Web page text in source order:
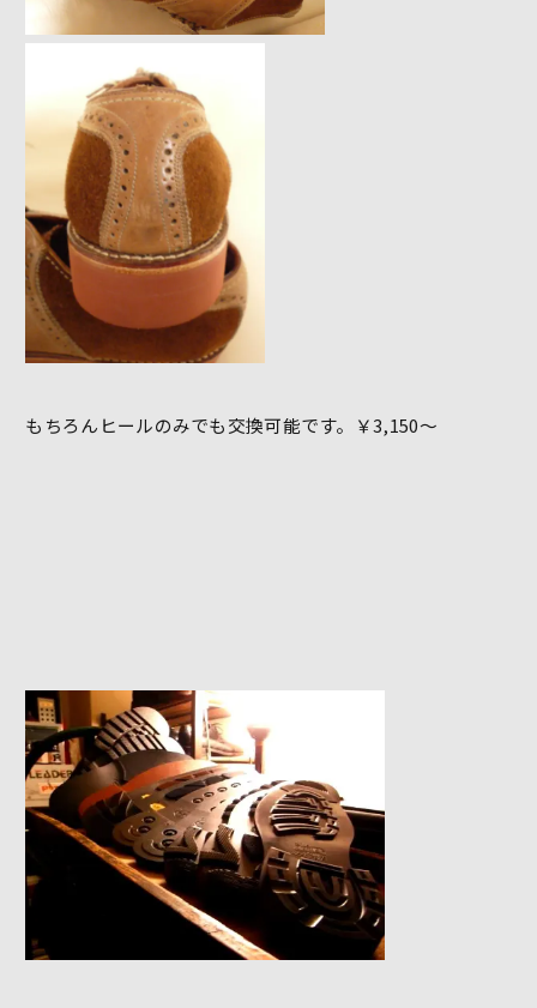
もちろんヒールのみでも交換可能です。￥3,150～